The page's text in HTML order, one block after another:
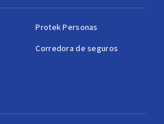
Protek Personas
Corredora de seguros